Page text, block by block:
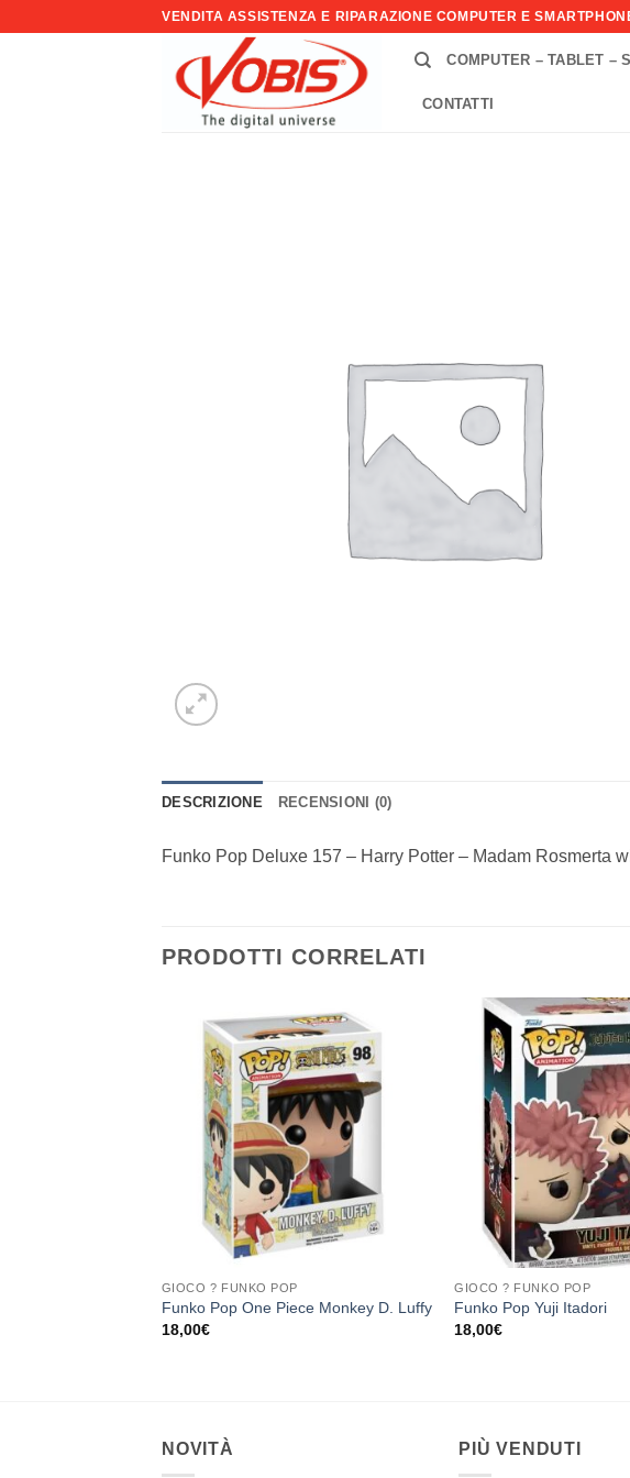
VENDITA ASSISTENZA E RIPARAZIONE COMPUTER E
COMPUTER – TABLET –
CONTATTI
DESCRIZIONE RECENSIONI (0)
Funko Pop Deluxe 157 – Harry Potter – Madam Rosmerta
PRODOTTI CORRELATI
Aggiungi
alla lista
dei
desideri
GIOCO ? FUNKO POP
Funko Pop One Piece Monkey D. Luffy
18,00€
GIOCO ? FUNKO POP
Funko Pop Yuji Itadori
18,00€
NOVITÀ PIÙ VENDUTI